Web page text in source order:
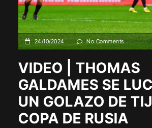
24/10/2024 No Comments
VIDEO | THOMAS
GALDAMES SE
UN GOLAZO DE
COPA DE RUSIA